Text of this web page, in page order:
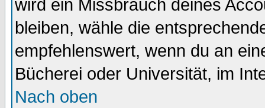
wird ein Missbrauch deines
bleiben, wähle die
empfehlenswert, wenn du an
Bücherei oder Universität, im
Nach oben